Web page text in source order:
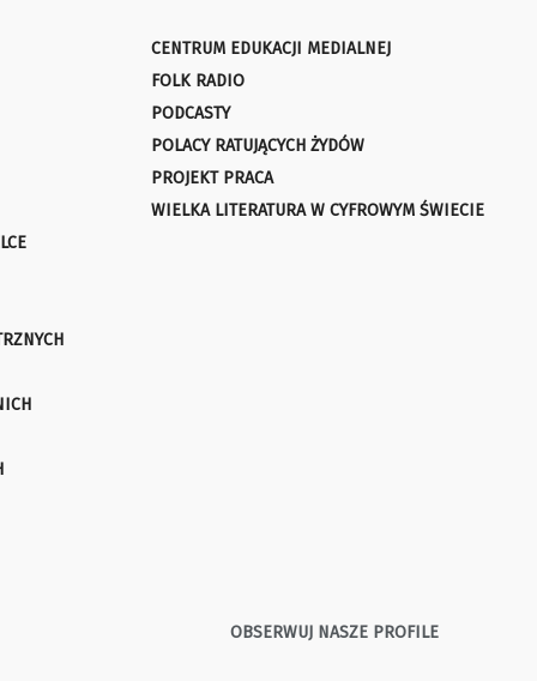
CENTRUM EDUKACJI MEDIALNEJ
FOLK RADIO
PODCASTY
POLACY RATUJĄCYCH ŻYDÓW
PROJEKT PRACA
WIELKA LITERATURA W CYFROWYM ŚWIECIE
OBSERWUJ NASZE PROFILE